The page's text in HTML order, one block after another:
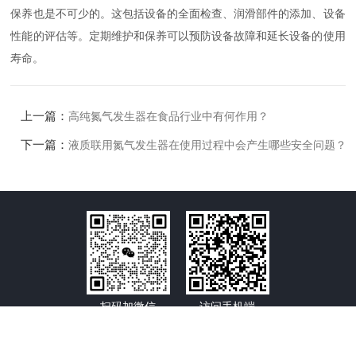
保养也是不可少的。这包括设备的全面检查、润滑部件的添加、设备
性能的评估等。定期维护和保养可以预防设备故障和延长设备的使用
寿命。
上一篇： 高纯氮气发生器在食品行业中有何作用？
下一篇：液质联用氮气发生器在使用过程中会产生哪些安全问题？
扫码加微信 访问手机端